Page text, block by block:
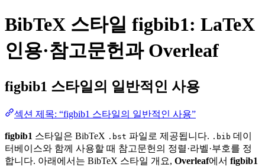
BibTeX 스타일 figbib1: LaTeX
인용·참고문헌과 Overleaf
figbib1 스타일의 일반적인 사용
섹션 제목: “figbib1 스타일의 일반적인 사용”
figbib1 스타일은 BibTeX .bst 파일로 제공됩니다. .bib 데이
터베이스와 함께 사용할 때 참고문헌의 정렬·라벨·부호를 정
합니다. 아래에서는 BibTeX 스타일 개요, Overleaf에서 figbib1